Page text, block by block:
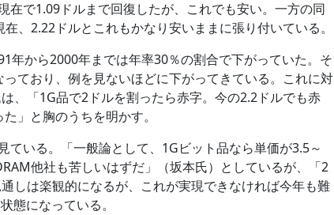
在で1.09ドルまで回復したが、これでも安い。一方の同
、2.22ドルとこれもかなり安いままに張り付いている。
年から2000年までは年率30％の割合で下がっていた。そ
ており、例を見ないほどに下がってきている。これに対
、「1G品で2ドルを割ったら赤字。今の2.2ドルでも赤
」と胸のうちを明かす。
ている。「一般論として、1Gビット品なら単価が3.5～
他社も苦しいはずだ」（坂本氏）としているが、「2
しは楽観的になるが、これが実現できなければ今年も難
態になっている。